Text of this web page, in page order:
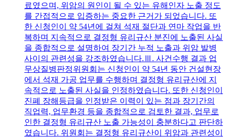
료였으며, 위암의 원인이 될 수 있는 유해인자 노출 정도
를 간접적으로 입증하는 중요한 근거가 되었습니다. 또
한 신청인이 약 54년에 걸쳐 석재 절단과 연마 작업을 반
복하며 지속적으로 결정형 유리규산 분진에 노출된 사실
을 종합적으로 설명하여 장기간 누적 노출과 위암 발병
사이의 관련성을 강조하였습니다.Ⅲ. 사건수행 결과 업
무상질병판정위원회는 신청인이 약 54년 동안 건설현장
에서 석재 가공 업무를 수행하며 결정형 유리규산에 지
속적으로 노출된 사실을 인정하였습니다. 또한 신청인이
진폐 장해등급을 인정받은 이력이 있는 점과 장기간의
직업력, 업무환경 등을 종합적으로 검토한 결과, 업무로
인한 결정형 유리규산 노출 가능성이 충분하다고 판단하
였습니다. 위원회는 결정형 유리규산이 위암과 관련성이